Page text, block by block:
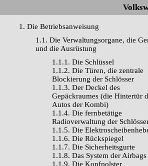
1. Die Betriebsanweisung
1.1. Die Verwaltungsorgane, die
und die Ausrüstung
1.1.1. Die Schlüssel
1.1.2. Die Türen, die zentrale
Blockierung der Schlösser
1.1.3. Der Deckel des
Gepäckraumes (die Hintertür
Autos der Kombi)
1.1.4. Die fernbetätige
Radioverwaltung der
1.1.5. Die
1.1.6. Die Rückspiegel
1.1.7. Die Sicherheitsgurte
1.1.8. Das System der Airbags
1.1.9. Die Kopfpolster